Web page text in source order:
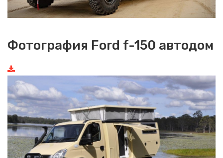
Фотография Ford f-150 автодом